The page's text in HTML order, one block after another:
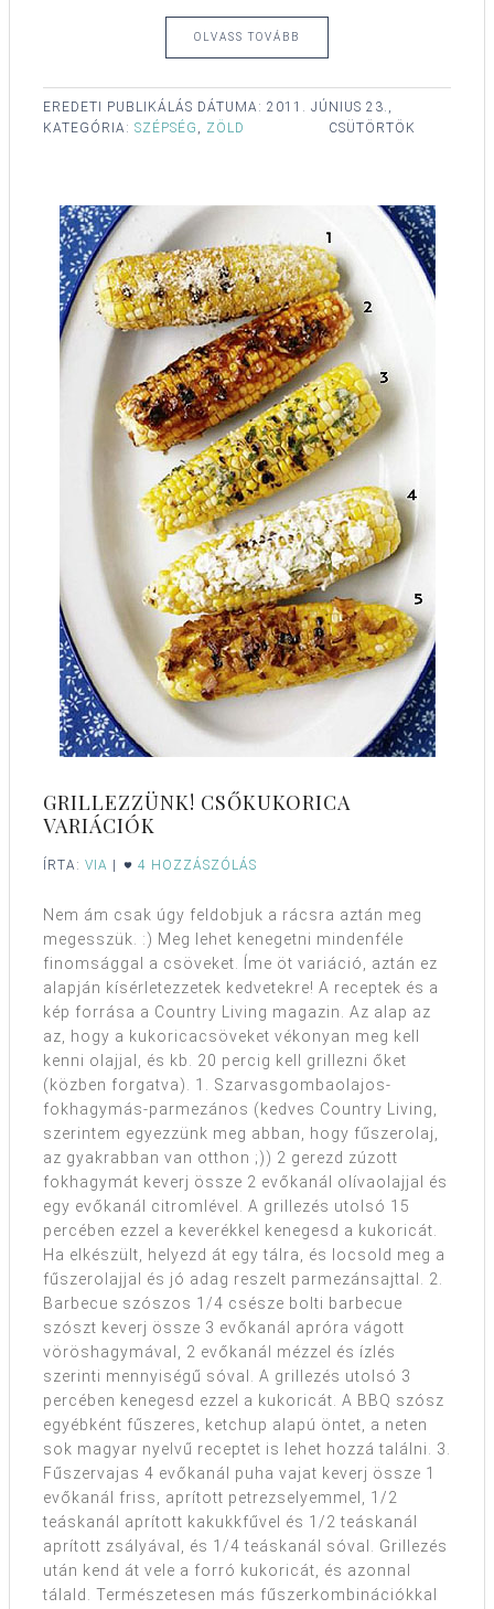
OLVASS TOVÁBB
EREDETI PUBLIKÁLÁS DÁTUMA: 2011. JÚNIUS 23.,
CSÜTÖRTÖK
KATEGÓRIA: SZÉPSÉG , ZÖLD
GRILLEZZÜNK! CSŐKUKORICA
VARIÁCIÓK
ÍRTA: VIA 4 HOZZÁSZÓLÁS
Nem ám csak úgy feldobjuk a rácsra aztán meg
megesszük. :) Meg lehet kenegetni mindenféle
finomsággal a csöveket. Íme öt variáció, aztán ez
alapján kísérletezzetek kedvetekre! A receptek és a
kép forrása a Country Living magazin. Az alap az
az, hogy a kukoricacsöveket vékonyan meg kell
kenni olajjal, és kb. 20 percig kell grillezni őket
(közben forgatva). 1. Szarvasgombaolajos-
fokhagymás-parmezános (kedves Country Living,
szerintem egyezzünk meg abban, hogy fűszerolaj,
az gyakrabban van otthon ;)) 2 gerezd zúzott
fokhagymát keverj össze 2 evőkanál olívaolajjal és
egy evőkanál citromlével. A grillezés utolsó 15
percében ezzel a keverékkel kenegesd a kukoricát.
Ha elkészült, helyezd át egy tálra, és locsold meg a
fűszerolajjal és jó adag reszelt parmezánsajttal. 2.
Barbecue szószos 1/4 csésze bolti barbecue
szószt keverj össze 3 evőkanál apróra vágott
vöröshagymával, 2 evőkanál mézzel és ízlés
szerinti mennyiségű sóval. A grillezés utolsó 3
percében kenegesd ezzel a kukoricát. A BBQ szósz
egyébként fűszeres, ketchup alapú öntet, a neten
sok magyar nyelvű receptet is lehet hozzá találni. 3.
Fűszervajas 4 evőkanál puha vajat keverj össze 1
evőkanál friss, aprított petrezselyemmel, 1/2
teáskanál aprított kakukkfűvel és 1/2 teáskanál
aprított zsályával, és 1/4 teáskanál sóval. Grillezés
után kend át vele a forró kukoricát, és azonnal
tálald. Természetesen más fűszerkombinációkkal